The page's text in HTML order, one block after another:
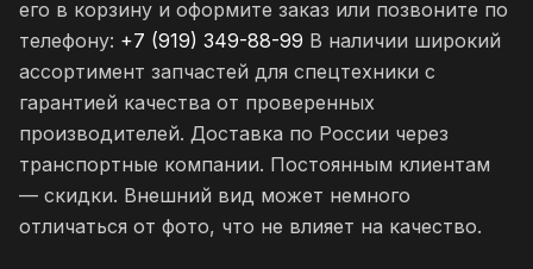
его в корзину и оформите заказ или позвоните по
телефону: +7 (919) 349-88-99 В наличии широкий
ассортимент запчастей для спецтехники с
гарантией качества от проверенных
производителей. Доставка по России через
транспортные компании. Постоянным клиентам
— скидки. Внешний вид может немного
отличаться от фото, что не влияет на качество.